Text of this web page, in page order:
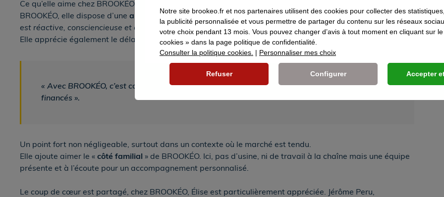
Ce qu’elle aime chez BROOKÉO ? Le
BROOKÉO, elle dispose d’une analyste dédiée , Hélène Catoire, avec qui la relation est très fluide. «
est réactive, consciencieuse et disponible
», explique Élise.
Elle apprécie également le délai de paiement des dossiers.
« Avec BROOKÉO, c’est carré, je suis payée en temps et en heure lorsque mes dossiers sont
financés ».
Un point fort non négligeable, surtout dans un contexte où le marché est tendu.
Elle ajoute aimer le « côté familial » de BROOKÉO. Ici, pas d’usine, ni de travail à la chaîne mais une équipe
présente et à l’écoute pour un accompagnement personnalisé.
Le coup de cœur est partagé, chez BROOKÉO, Élise est particulièrement appréciée. Jérôme Peru,
Notre site brookeo.fr et nos partenaires utilisent des cookies pour collecter des
la publicité personnalisée et vous permettre de partager du contenu sur les réseaux
votre choix pendant 13 mois. Vous pouvez changer d’avis à tout moment en cliquant sur
cookies » dans la page politique de confidentialité.
Consulter la politique cookies. | Personnaliser mes choix
Refuser Configurer Accepter